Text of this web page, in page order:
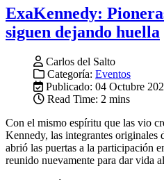
ExaKennedy:
siguen dejando huella
Carlos del Salto
Categoría: Eventos
Publicado: 04 Octubre
Read Time: 2 mins
Con el mismo espíritu que las vio
Kennedy, las integrantes
abrió las puertas a la participación
reunido nuevamente para dar vida